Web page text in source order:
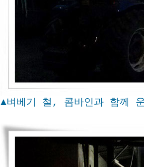
▲벼베기 철, 콤바인과 함께